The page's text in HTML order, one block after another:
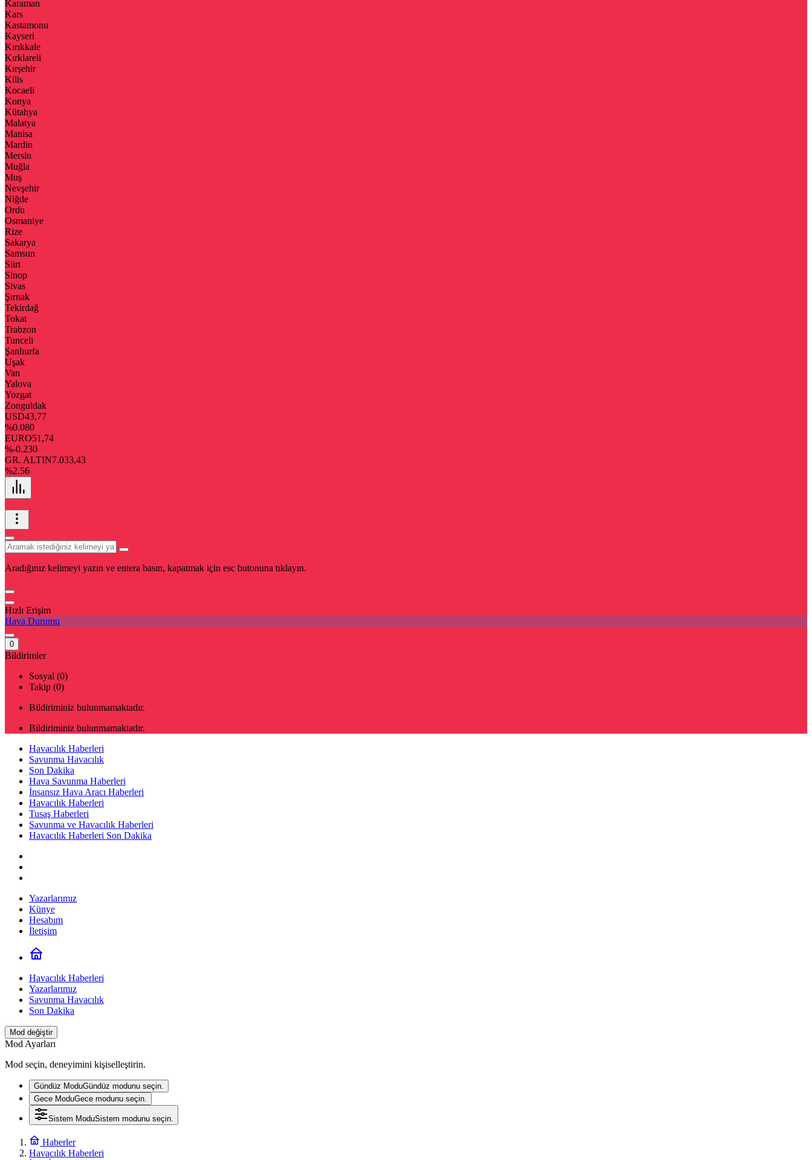
Karaman
Kars
Kastamonu
Kayseri
Kırıkkale
Kırklareli
Kırşehir
Kilis
Kocaeli
Konya
Kütahya
Malatya
Manisa
Mardin
Mersin
Muğla
Muş
Nevşehir
Niğde
Ordu
Osmaniye
Rize
Sakarya
Samsun
Siirt
Sinop
Sivas
Şırnak
Tekirdağ
Tokat
Trabzon
Tunceli
Şanlıurfa
Uşak
Van
Yalova
Yozgat
Zonguldak
USD43,77
%0.080
EURO51,74
%-0.230
GR. ALTIN7.033,43
%2.56
Aradığınız kelimeyi yazın ve entera basın, kapatmak için esc butonuna tıklayın.
Hızlı Erişim
Hava Durumu
0
Bildirimler
Sosyal (0)
Takip (0)
Bildiriminiz bulunmamaktadır.
Bildiriminiz bulunmamaktadır.
Havacılık Haberleri
Savunma Havacılık
Son Dakika
Hava Savunma Haberleri
İnsansız Hava Aracı Haberleri
Havacılık Haberleri
Tusaş Haberleri
Savunma ve Havacılık Haberleri
Havacılık Haberleri Son Dakika
Yazarlarımız
Künye
Hesabım
İletişim
Havacılık Haberleri
Yazarlarımız
Savunma Havacılık
Son Dakika
Mod değiştir
Mod Ayarları
Mod seçin, deneyimini kişiselleştirin.
Gündüz ModuGündüz modunu seçin.
Gece ModuGece modunu seçin.
Sistem ModuSistem modunu seçin.
Haberler
Havacılık Haberleri